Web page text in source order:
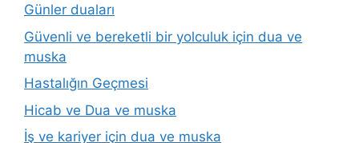
Günler duaları
Güvenli ve bereketli bir yolculuk için dua ve
muska
Hastalığın Geçmesi
Hicab ve Dua ve muska
İş ve kariyer için dua ve muska